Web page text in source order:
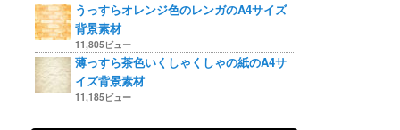
うっすらオレンジ色のレンガのA4サイズ
背景素材
11,805ビュー
薄っすら茶色いくしゃくしゃの紙のA4サ
イズ背景素材
11,185ビュー